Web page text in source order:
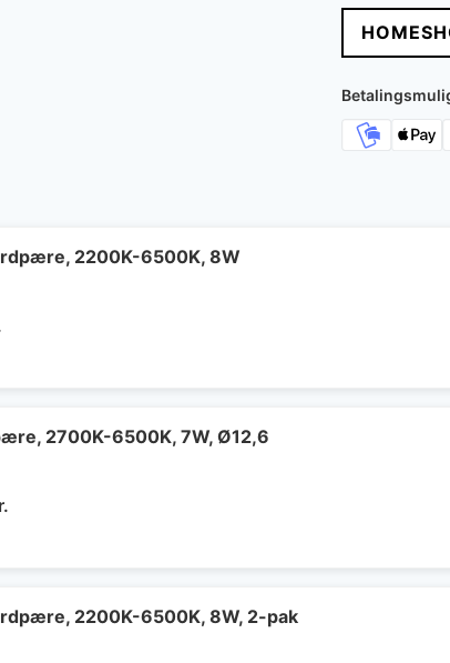
2200K-6500K, 8W
2700K-6500K, 7W, Ø12,6
2200K-6500K, 8W, 2-pak